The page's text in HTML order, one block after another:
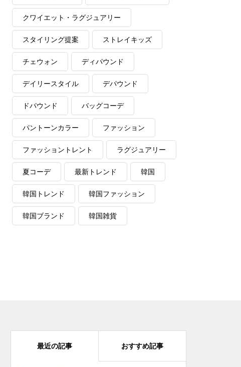
クワイエット・ラグジュアリー
スタイリング提案 ストレイキッズ
チェウォン ディパウンド
デイリースタイル デパウンド
ドパウンド バッグコーデ
パントーンカラー ファッション
ファッショントレント ラグジュアリー
夏コーデ 最新トレンド 韓国
韓国トレンド 韓国ファッション
韓国ブランド 韓国雑貨
最近の記事 おすすめ記事